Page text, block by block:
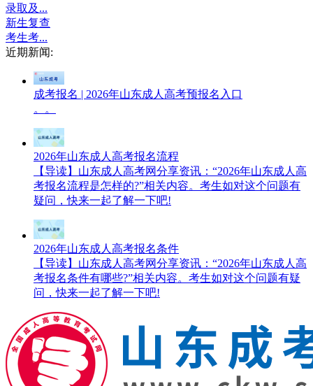
录取及...
新生复查
考生考...
近期新闻:
成考报名 | 2026年山东成人高考预报名入口
。。
2026年山东成人高考报名流程
【导读】山东成人高考网分享资讯：“2026年山东成人高
考报名流程是怎样的?”相关内容。考生如对这个问题有
疑问，快来一起了解一下吧!
2026年山东成人高考报名条件
【导读】山东成人高考网分享资讯：“2026年山东成人高
考报名条件有哪些?”相关内容。考生如对这个问题有疑
问，快来一起了解一下吧!